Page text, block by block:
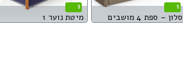
1
סלון – ספת 4 מושבים
1
מיטת נוער 1